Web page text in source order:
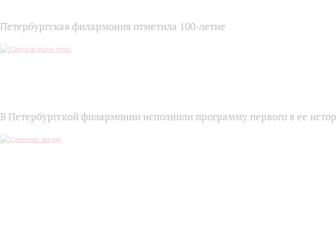
Петербургская филармония отметила 100-летие
В Петербургской филармонии исполнили программу первого в ее